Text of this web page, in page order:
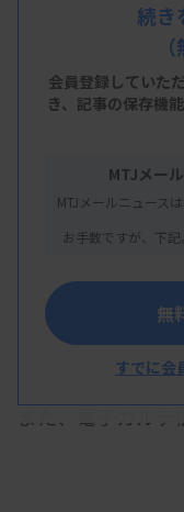
で、解決が必要
が必要になる。
（WG）にこの方
年度中の本格稼
厚労省は、電子
発して、検査な
告書などの3つの
道から宮崎県ま
ており、臨床情
また、電子カルテ
続き
会員登録していた
き、 記事の保存機
MTJメー
MTJメールニュース
お手数ですが、下記
無
すでに会